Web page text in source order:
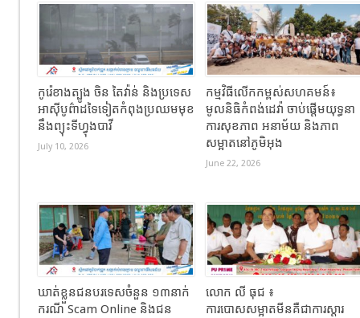
កូរ៉េខាងត្បូង ចិន តៃវ៉ាន់ និងប្រទេស
អាស៊ីបូព៌ាដទៃទៀតកំពុងប្រឈមមុខ
នឹងព្យុះទីហ្វុងបាវី
July 10, 2026
កម្មវិធីលើកកម្ពស់សហគមន៍៖
មូលនិធិកំពង់ដេវ៉ា ចាប់ផ្តើមយុទ្ធនា
ការសុខភាព អនាម័យ និងភាព
សម្អាតនៅភូមិអុង
June 22, 2026
ឃាត់ខ្លួនជនបរទេសចំនួន ១៣នាក់
ករណី Scam Online និងជន
លោក លី ធុជ ៖
ការបោសសម្អាតមីនគឺជាការស្តារ